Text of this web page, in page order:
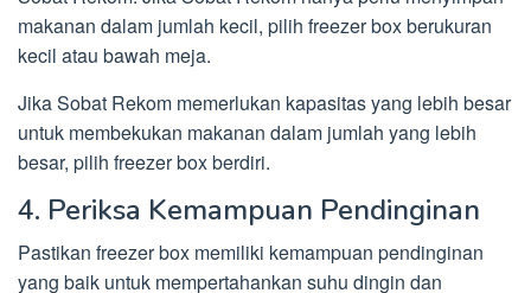
makanan dalam jumlah kecil, pilih freezer box berukuran
kecil atau bawah meja.
Jika Sobat Rekom memerlukan kapasitas yang lebih besar
untuk membekukan makanan dalam jumlah yang lebih
besar, pilih freezer box berdiri.
4. Periksa Kemampuan Pendinginan
Pastikan freezer box memiliki kemampuan pendinginan
yang baik untuk mempertahankan suhu dingin dan